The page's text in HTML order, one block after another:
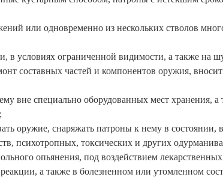
или одновременно из нескольких стволов
в условиях ограниченной видимости, а также на
составных частей и компонентов оружия,
вне специально оборудованных мест хранения, а
оружие, снаряжать патроны к нему в состоянии,
психотропных, токсических и других
опьянения, под воздействием лекарственных
а также в болезненном или утомленном